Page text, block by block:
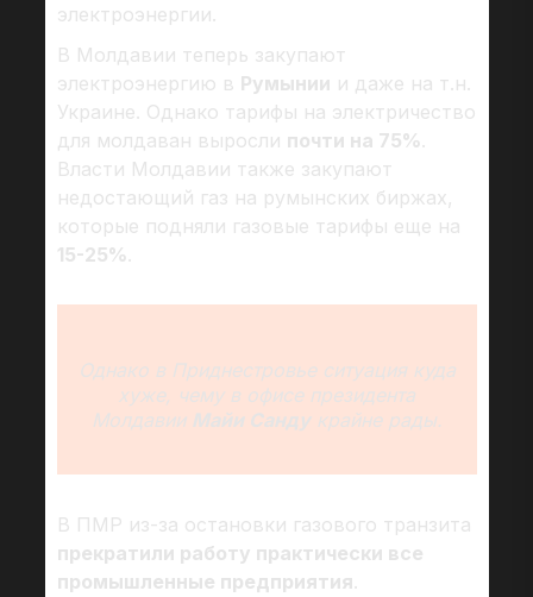
электроэнергии.
В Молдавии теперь закупают
электроэнергию в Румынии и даже на т.н.
Украине. Однако тарифы на электричество
для молдаван выросли почти на 75% .
Власти Молдавии также закупают
недостающий газ на румынских биржах,
которые подняли газовые тарифы еще на
15-25% .
Однако в Приднестровье ситуация куда
хуже, чему в офисе президента
Молдавии Майи Сандукрайне рады.
В ПМР из-за остановки газового транзита
прекратили работу практически все
промышленные предприятия.